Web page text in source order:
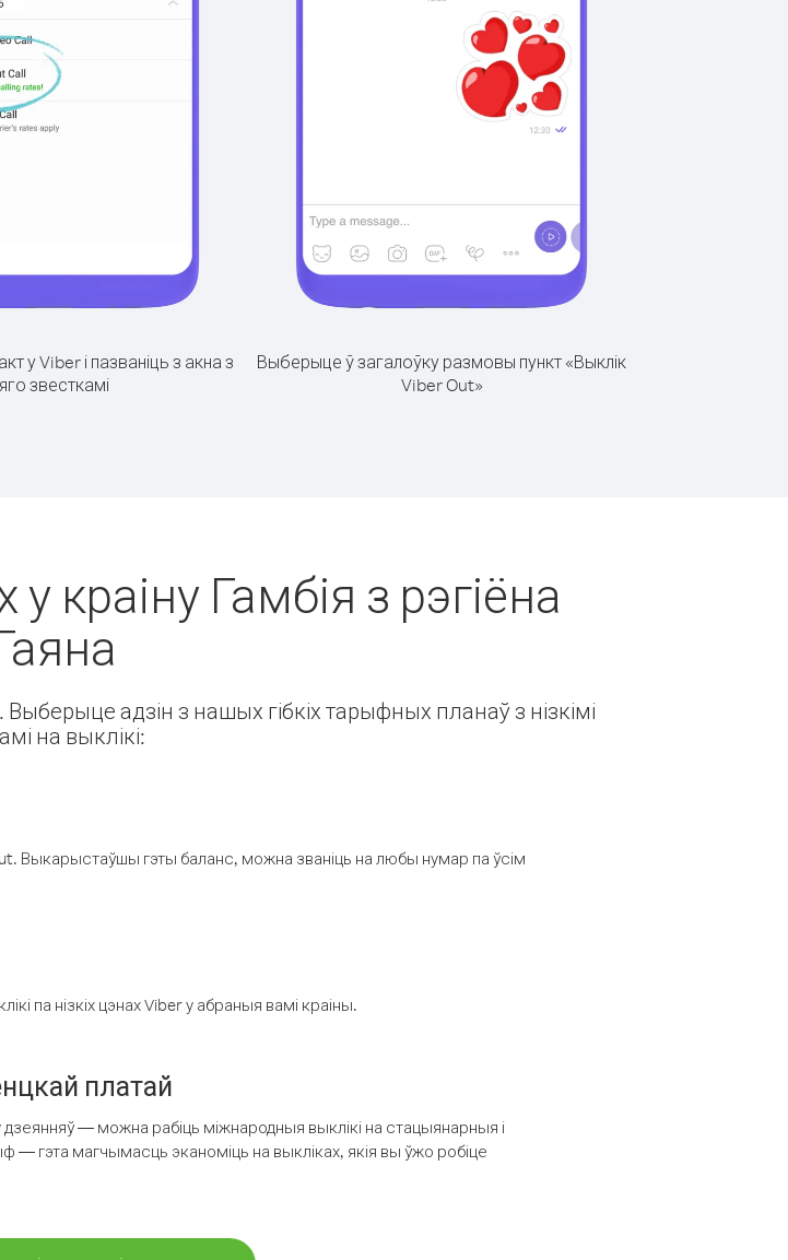
у Viber і пазваніць з акна з
яго звесткамі
Выберыце ў загалоўку размовы пункт «Выклік
Viber Out»
краіну Гамбія з рэгіёна
адзін з нашых гібкіх тарыфных планаў з нізкімі
на выклікі:
Выкарыстаўшы гэты баланс, можна званіць на любы нумар па ўсім
па нізкіх цэнах Viber у абраныя вамі краіны.
платай
— можна рабіць міжнародныя выклікі на стацыянарныя і
— гэта магчымасць эканоміць на выкліках, якія вы ўжо робіце